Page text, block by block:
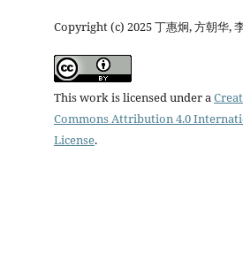
Copyright (c) 2025 丁惠炯, 方朝华,
This work is licensed under a
Commons Attribution 4.0
License.